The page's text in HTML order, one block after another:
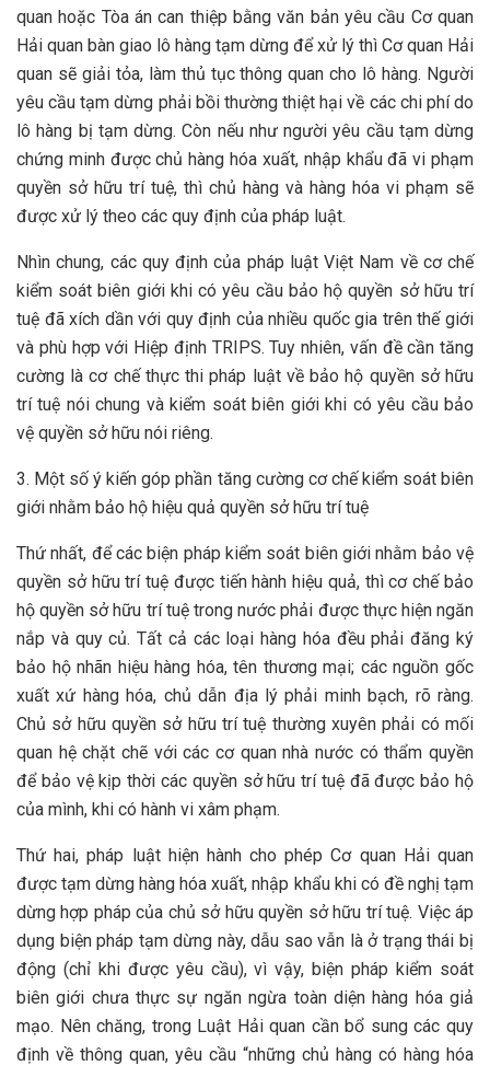
quan hoặc Tòa án can thiệp bằng văn bản yêu cầu Cơ quan
Hải quan bàn giao lô hàng tạm dừng để xử lý thì Cơ quan Hải
quan sẽ giải tỏa, làm thủ tục thông quan cho lô hàng. Người
yêu cầu tạm dừng phải bồi thường thiệt hại về các chi phí do
lô hàng bị tạm dừng. Còn nếu như người yêu cầu tạm dừng
chứng minh được chủ hàng hóa xuất, nhập khẩu đã vi phạm
quyền sở hữu trí tuệ, thì chủ hàng và hàng hóa vi phạm sẽ
được xử lý theo các quy định của pháp luật.
Nhìn chung, các quy định của pháp luật Việt Nam về cơ chế
kiểm soát biên giới khi có yêu cầu bảo hộ quyền sở hữu trí
tuệ đã xích dần với quy định của nhiều quốc gia trên thế giới
và phù hợp với Hiệp định TRIPS. Tuy nhiên, vấn đề cần tăng
cường là cơ chế thực thi pháp luật về bảo hộ quyền sở hữu
trí tuệ nói chung và kiểm soát biên giới khi có yêu cầu bảo
vệ quyền sở hữu nói riêng.
3. Một số ý kiến góp phần tăng cường cơ chế kiểm soát biên
giới nhằm bảo hộ hiệu quả quyền sở hữu trí tuệ
Thứ nhất, để các biện pháp kiểm soát biên giới nhằm bảo vệ
quyền sở hữu trí tuệ được tiến hành hiệu quả, thì cơ chế bảo
hộ quyền sở hữu trí tuệ trong nước phải được thực hiện ngăn
nắp và quy củ. Tất cả các loại hàng hóa đều phải đăng ký
bảo hộ nhãn hiệu hàng hóa, tên thương mại; các nguồn gốc
xuất xứ hàng hóa, chủ dẫn địa lý phải minh bạch, rõ ràng.
Chủ sở hữu quyền sở hữu trí tuệ thường xuyên phải có mối
quan hệ chặt chẽ với các cơ quan nhà nước có thẩm quyền
để bảo vệ kịp thời các quyền sở hữu trí tuệ đã được bảo hộ
của mình, khi có hành vi xâm phạm.
Thứ hai, pháp luật hiện hành cho phép Cơ quan Hải quan
được tạm dừng hàng hóa xuất, nhập khẩu khi có đề nghị tạm
dừng hợp pháp của chủ sở hữu quyền sở hữu trí tuệ. Việc áp
dụng biện pháp tạm dừng này, dẫu sao vẫn là ở trạng thái bị
động (chỉ khi được yêu cầu), vì vậy, biện pháp kiểm soát
biên giới chưa thực sự ngăn ngừa toàn diện hàng hóa giả
mạo. Nên chăng, trong Luật Hải quan cần bổ sung các quy
định về thông quan, yêu cầu “những chủ hàng có hàng hóa